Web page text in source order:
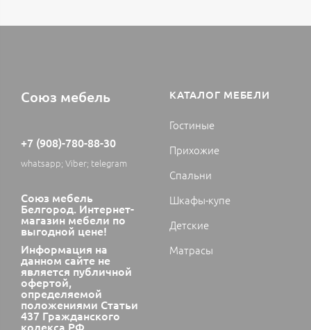
Союз мебель
+7 (908)-780-88-30
whatsapp; Viber; telegram
Союз мебель
Белгород. Интернет-
магазин мебели по
выгодной цене!
Информация на
данном сайте не
является публичной
офертой,
определяемой
положениями Статьи
437 Гражданского
кодекса РФ
КАТАЛОГ МЕБЕЛИ
Гостиные
Прихожие
Спальни
Шкафы-купе
Детские
Матрасы